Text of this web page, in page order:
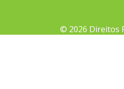
© 2026 Direitos